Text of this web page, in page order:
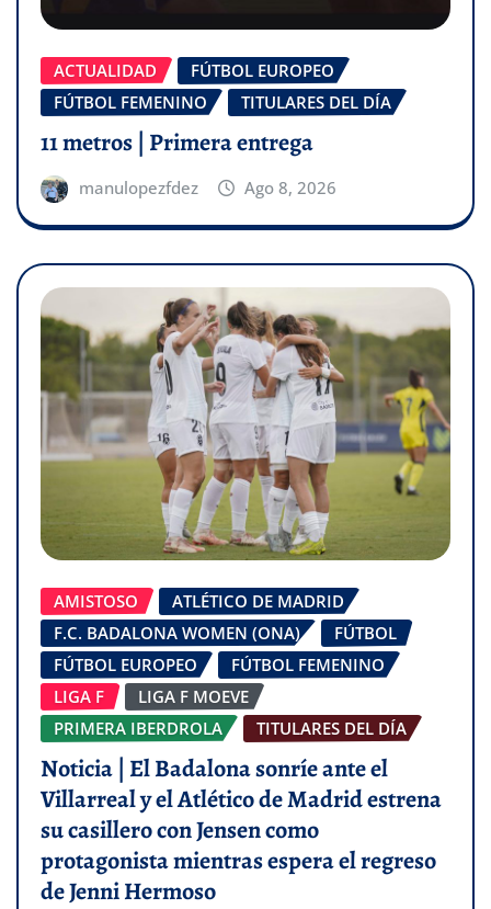
ACTUALIDAD
FÚTBOL EUROPEO
FÚTBOL FEMENINO
TITULARES DEL DÍA
11 metros | Primera entrega
manulopezfdez Ago 8, 2026
AMISTOSO
ATLÉTICO DE MADRID
F.C. BADALONA WOMEN (ONA)
FÚTBOL
FÚTBOL EUROPEO
FÚTBOL FEMENINO
LIGA F
LIGA F MOEVE
PRIMERA IBERDROLA
TITULARES DEL DÍA
Noticia | El Badalona sonríe ante el
Villarreal y el Atlético de Madrid estrena
su casillero con Jensen como
protagonista mientras espera el regreso
de Jenni Hermoso